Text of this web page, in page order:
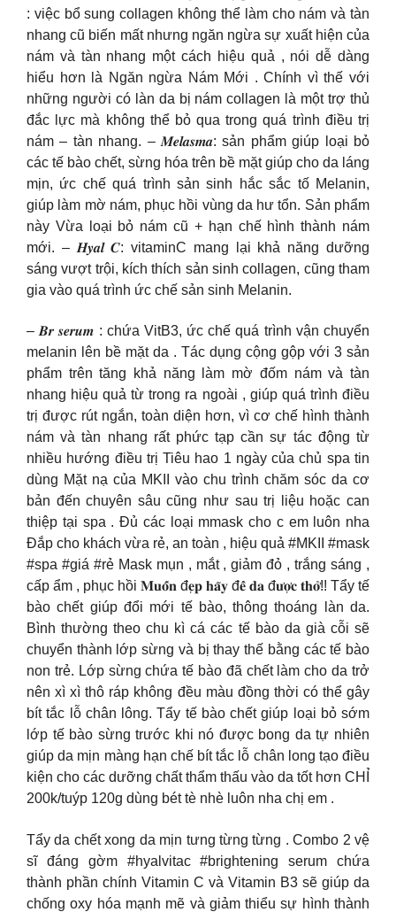
: việc bổ sung collagen không thể làm cho nám và tàn
nhang cũ biến mất nhưng ngăn ngừa sự xuất hiện của
nám và tàn nhang một cách hiệu quả , nói dễ dàng
hiểu hơn là Ngăn ngừa Nám Mới . Chính vì thế với
những người có làn da bị nám collagen là một trợ thủ
đắc lực mà không thể bỏ qua trong quá trình điều trị
nám – tàn nhang. – 𝑴𝒆𝒍𝒂𝒔𝒎𝒂: sản phẩm giúp loại bỏ
các tế bào chết, sừng hóa trên bề mặt giúp cho da láng
mịn, ức chế quá trình sản sinh hắc sắc tố Melanin,
giúp làm mờ nám, phục hồi vùng da hư tổn. Sản phẩm
này Vừa loại bỏ nám cũ + hạn chế hình thành nám
mới. – 𝑯𝒚𝒂𝒍 𝑪: vitaminC mang lại khả năng dưỡng
sáng vượt trội, kích thích sản sinh collagen, cũng tham
gia vào quá trình ức chế sản sinh Melanin.
– 𝑩𝒓 𝒔𝒆𝒓𝒖𝒎 : chứa VitB3, ức chế quá trình vận chuyển
melanin lên bề mặt da . Tác dụng cộng gộp với 3 sản
phẩm trên tăng khả năng làm mờ đốm nám và tàn
nhang hiệu quả từ trong ra ngoài , giúp quá trình điều
trị được rút ngắn, toàn diện hơn, vì cơ chế hình thành
nám và tàn nhang rất phức tạp cần sự tác động từ
nhiều hướng điều trị Tiêu hao 1 ngày của chủ spa tin
dùng Mặt nạ của MKII vào chu trình chăm sóc da cơ
bản đến chuyên sâu cũng như sau trị liệu hoặc can
thiệp tại spa . Đủ các loại mmask cho c em luôn nha
Đắp cho khách vừa rẻ, an toàn , hiệu quả #MKII #mask
#spa #giá #rẻ Mask mụn , mắt , giảm đỏ , trắng sáng ,
cấp ẩm , phục hồi 𝐌𝐮𝐨̂́𝐧 đ𝐞̣𝐩 𝐡𝐚̃𝐲 đ𝐞̂̉ 𝐝𝐚 đ𝐮̛𝐨̛̣𝐜 𝐭𝐡𝐨̛̉!! Tẩy tế
bào chết giúp đổi mới tế bào, thông thoáng làn da.
Bình thường theo chu kì cá các tế bào da già cỗi sẽ
chuyển thành lớp sừng và bị thay thế bằng các tế bào
non trẻ. Lớp sừng chứa tế bào đã chết làm cho da trở
nên xì xì thô ráp không đều màu đồng thời có thể gây
bít tắc lỗ chân lông. Tẩy tế bào chết giúp loại bỏ sớm
lớp tế bào sừng trước khi nó được bong da tự nhiên
giúp da mịn màng hạn chế bít tắc lỗ chân long tạo điều
kiện cho các dưỡng chất thẩm thấu vào da tốt hơn CHỈ
200k/tuýp 120g dùng bét tè nhè luôn nha chị em .
Tẩy da chết xong da mịn tưng từng từng . Combo 2 vệ
sĩ đáng gờm #hyalvitac #brightening serum chứa
thành phần chính Vitamin C và Vitamin B3 sẽ giúp da
chống oxy hóa mạnh mẽ và giảm thiểu sự hình thành